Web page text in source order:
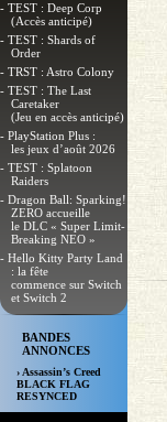
- TEST : Deep Corp
(Accès anticipé)
- TEST : Shards of
Order
- TRST : Astro Colony
- TEST : The Last
Caretaker
(Jeu en accès anticipé)
- PlayStation Plus :
les jeux d’août 2026
- TEST : Splatoon
Raiders
- Dragon Ball: Sparking!
ZERO accueille
le DLC « Super Limit-
Breaking NEO »
- Hello Kitty Party Land
: la fête
commence sur Switch
et Switch 2
BANDES
ANNONCES
› Assassin’s Creed
BLACK FLAG
RESYNCED